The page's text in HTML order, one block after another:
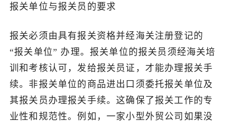
报关单位与报关员的要求
报关必须由具有报关资格并经海关注册登记的
“报关单位” 办理。报关单位的报关员须经海关培
训和考核认可，发给报关员证，才能办理报关手
续。非报关单位的商品进出口须委托报关单位及
其报关员办理报关手续。这确保了报关工作的专
业性和规范性。例如，一家小型外贸公司如果没